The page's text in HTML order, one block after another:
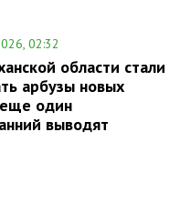
02:32
области стали
арбузы новых
один
выводят